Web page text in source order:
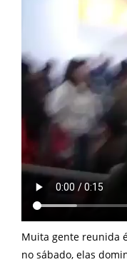
Muita gente reunida
no sábado, elas